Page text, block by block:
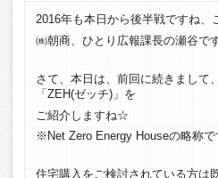
2016年も本日から後半戦ですね、
㈱朝商、ひとり広報課長の瀬谷です
さて、本日は、前回に続きまして
「ZEH(ゼッチ)」を
ご紹介しますね☆
※Net Zero Energy Houseの略称で
住宅購入をご検討されている方は